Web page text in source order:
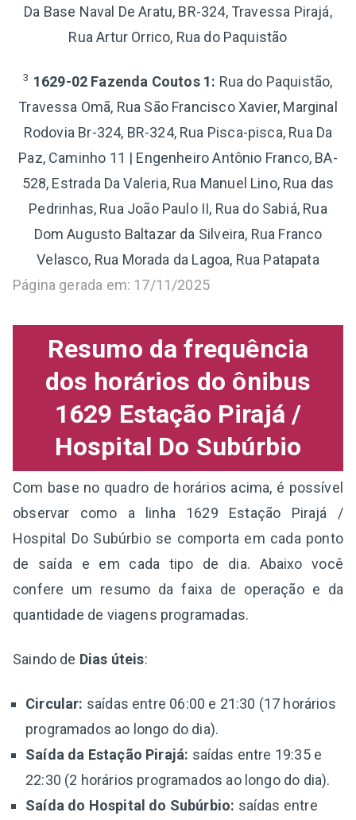
Da Base Naval De Aratu, BR-324, Travessa Pirajá,
Rua Artur Orrico, Rua do Paquistão
3 1629-02 Fazenda Coutos 1: Rua do Paquistão,
Travessa Omã, Rua São Francisco Xavier, Marginal
Rodovia Br-324, BR-324, Rua Pisca-pisca, Rua Da
Paz, Caminho 11 | Engenheiro Antônio Franco, BA-
528, Estrada Da Valeria, Rua Manuel Lino, Rua das
Pedrinhas, Rua João Paulo II, Rua do Sabiá, Rua
Dom Augusto Baltazar da Silveira, Rua Franco
Velasco, Rua Morada da Lagoa, Rua Patapata
Página gerada em: 17/11/2025
Resumo da frequência
dos horários do ônibus
1629 Estação Pirajá /
Hospital Do Subúrbio
Com base no quadro de horários acima, é possível
observar como a linha 1629 Estação Pirajá /
Hospital Do Subúrbio se comporta em cada ponto
de saída e em cada tipo de dia. Abaixo você
confere um resumo da faixa de operação e da
quantidade de viagens programadas.
Saindo de Dias úteis:
Circular: saídas entre 06:00 e 21:30 (17 horários
programados ao longo do dia).
Saída da Estação Pirajá: saídas entre 19:35 e
22:30 (2 horários programados ao longo do dia).
Saída do Hospital do Subúrbio: saídas entre